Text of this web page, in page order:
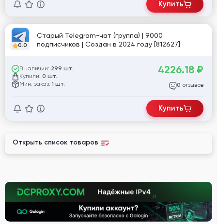
Купить
0.0
Старый Telegram-чат (группа) | 9000
подписчиков | Создан в 2024 году [812627]
В наличии: 299 шт.
Купили: 0 шт.
Мин. заказ: 1 шт.
4226.18 ₽
0 отзывов
Купить
Открыть список товаров